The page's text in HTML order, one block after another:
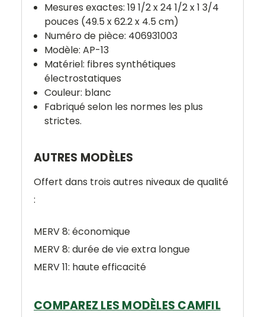
Mesures exactes: 19 1/2 x 24 1/2 x 1 3/4
pouces (49.5 x 62.2 x 4.5 cm)
Numéro de pièce: 406931003
Modèle: AP-13
Matériel: fibres synthétiques
électrostatiques
Couleur: blanc
Fabriqué selon les normes les plus
strictes.
AUTRES MODÈLES
Offert dans trois autres niveaux de qualité
:
MERV 8: économique
MERV 8: durée de vie extra longue
MERV 11: haute efficacité
COMPAREZ LES MODÈLES CAMFIL